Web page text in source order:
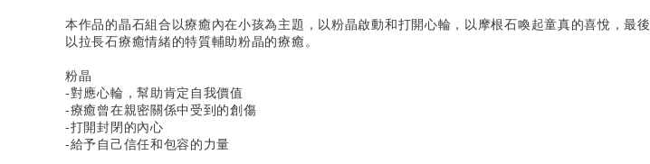
本作品的晶石組合以療癒內在小孩為主題，以粉晶啟動和打開心輪，以摩根石喚起童真的喜悅，最後
以拉長石療癒情緒的特質輔助粉晶的療癒。
粉晶
-對應心輪，幫助肯定自我價值
-療癒曾在親密關係中受到的創傷
-打開封閉的內心
-給予自己信任和包容的力量